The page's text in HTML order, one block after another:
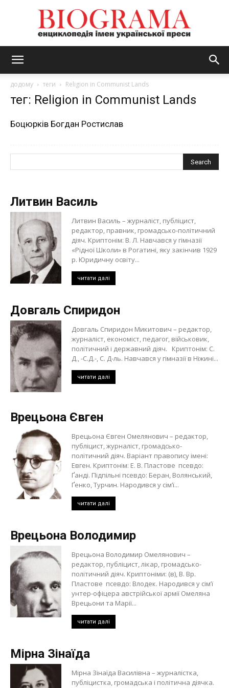
додому теги Religion in Communist Lands
тег: Religion in Communist Lands
Боцюрків Богдан Ростислав
Литвин Василь
Литвин Василь – журналіст, публіцист,
редактор, правник, громадсько-політичний
діяч. Криптонім: В. Л. Навчався у гімназії
«Рідної Школи» в Рогатині, яку закінчив 1929
р. Юридичну освіту...
читати далі
Довгаль Спиридон
Довгаль Спиридон Микитович – редактор,
журналіст, економіст, педагог, військовик,
політичний і державний діяч. Криптонім: С.
Д., -С.Д.-, С. Д-ль. Навчався у гімназії в Ніжині...
читати далі
Врецьона Євген
Врецьона Євген Омелянович – редактор,
публіцист, журналіст, громадсько-
політичний діяч. Варіант правопису імені:
Евген. Криптонім: Е. В. Пластове псевдо:
Ґанді. Підпільні псевдо: Беран, Волянський,
Ґенко, Турчин. Народився у сім’ї...
читати далі
Врецьона Володимир
Врецьона Володимир Омелянович –
редактор, публіцист, лікар, громадсько-
політичний діяч. Криптоніми: (в), В. Вр.
Пластове псевдо: Влодек. Народився у сім’ї
унтер-офіцера австрійської армії Омеляна
Врецьони та Марії...
читати далі
Мірна Зінаїда
Мірна Зінаїда Василівна – журналістка,
публіцистка, громадська і політична діячка.